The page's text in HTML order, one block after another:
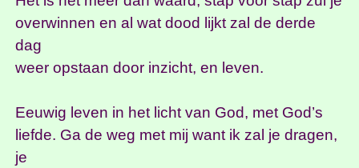
overwinnen en al wat dood lijkt zal de derde
dag
weer opstaan door inzicht, en leven.
Eeuwig leven in het licht van God, met God’s
liefde. Ga de weg met mij want ik zal je dragen,
je